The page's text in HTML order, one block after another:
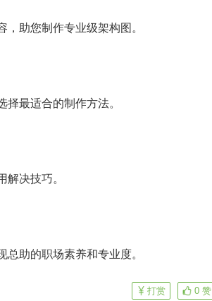
助您制作专业级架构图。
最适合的制作方法。
决技巧。
助的职场素养和专业度。
0 赞
打赏